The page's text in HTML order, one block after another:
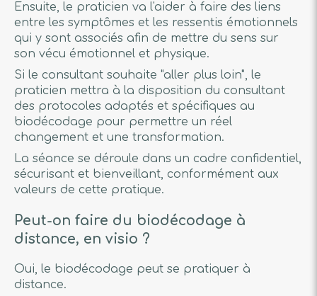
Ensuite, le praticien va l'aider à faire des liens
entre les symptômes et les ressentis émotionnels
qui y sont associés afin de mettre du sens sur
son vécu émotionnel et physique.
Si le consultant souhaite "aller plus loin", le
praticien mettra à la disposition du consultant
des protocoles adaptés et spécifiques au
biodécodage pour permettre un réel
changement et une transformation.
La séance se déroule dans un cadre confidentiel,
sécurisant et bienveillant, conformément aux
valeurs de cette pratique.
Peut-on faire du biodécodage à
distance, en visio ?
Oui, le biodécodage peut se pratiquer à
distance.